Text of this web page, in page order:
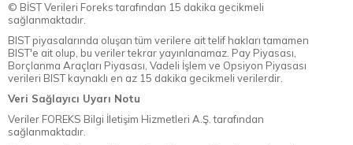
© BİST Verileri Foreks tarafından 15 dakika gecikmeli
sağlanmaktadır.
BIST piyasalarında oluşan tüm verilere ait telif hakları tamamen
BIST'e ait olup, bu veriler tekrar yayınlanamaz. Pay Piyasası,
Borçlanma Araçları Piyasası, Vadeli İşlem ve Opsiyon Piyasası
verileri BIST kaynaklı en az 15 dakika gecikmeli verilerdir.
Veri Sağlayıcı Uyarı Notu
Veriler FOREKS Bilgi İletişim Hizmetleri A.Ş. tarafından
sağlanmaktadır.